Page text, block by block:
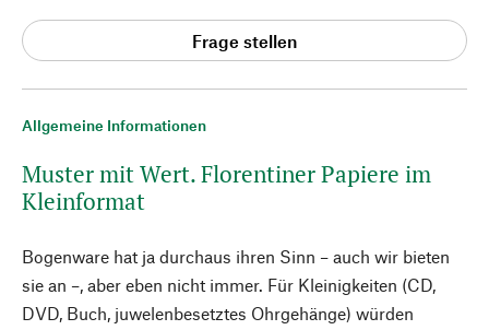
Allgemeine Informationen
Muster mit Wert. Florentiner Papiere im
Kleinformat
Bogenware hat ja durchaus ihren Sinn – auch wir bieten
sie an –, aber eben nicht immer. Für Kleinigkeiten (CD,
DVD, Buch, juwelenbesetztes Ohrgehänge) würden
Frage stellen